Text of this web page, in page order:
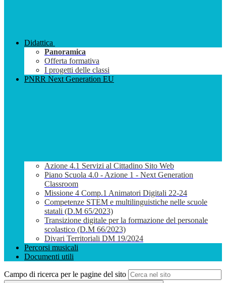
Didattica
Panoramica
Offerta formativa
I progetti delle classi
PNRR Next Generation EU
Azione 4.1 Servizi al Cittadino Sito Web
Piano Scuola 4.0 - Azione 1 - Next Generation
Classroom
Missione 4 Comp.1 Animatori Digitali 22-24
Competenze STEM e multilinguistiche nelle scuole
statali (D.M 65/2023)
Transizione digitale per la formazione del personale
scolastico (D.M 66/2023)
Divari Territoriali DM 19/2024
Percorsi musicali
Documenti utili
Campo di ricerca per le pagine del sito